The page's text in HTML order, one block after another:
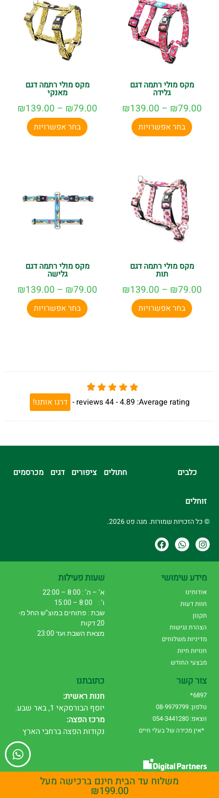
מקס מולי רתמה דגם
גלידה
₪79.00
–
₪139.00
בחר אפשרויות
מקס מולי רתמה דגם
מאנקי
₪79.00
–
₪139.00
בחר אפשרויות
מקס מולי רתמה דגם
תות
₪79.00
–
₪139.00
בחר אפשרויות
מקס מולי רתמה דגם
גלישה
₪79.00
–
₪139.00
בחר אפשרויות
Average rating:
4.89 -
44
reviews
- דרגו אותנו!
כלבים חתולים ציפורים דגים מכרסמים
זוחלים
© כל הזכויות שמורות. מגה פט 2026.
מידע שימושי
אודותינו
חוות דעות
תקנון
הצהרת נגישות
מדיניות משלוחים
חנויות חיות
מבצעי החודש
שעות פעילות
א' – ה' : 8:00 – 22:00
ו' : 8:00 – 15:00
שבת : פתוחים במוצ"ש החל מ-
20 דקות
מצאת השבת ועד 23:00
צור קשר
6897*
טלפון: 08-9979799
ווצאפ: 054-3441280
*אין מכירה של בעלי חיים
כתובתנו
חנות ראשית:
יוסף הבורסקאי 1, באר שבע.
מרכז הפצה:
נקודות הפצה ברחבי הארץ
|שיווק דיגיטלי
משלוח עד הבית חינם ברכישה מעל
₪199.00